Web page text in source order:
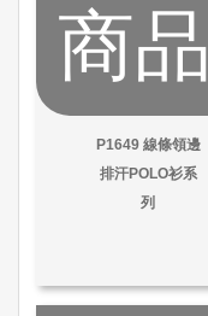
商品
P1649 線條領邊
排汗POLO衫系
列